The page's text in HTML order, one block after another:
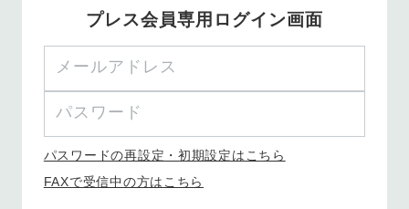
プレス会員専用ログイン画面
パスワードの再設定・初期設定はこちら
FAXで受信中の方はこちら